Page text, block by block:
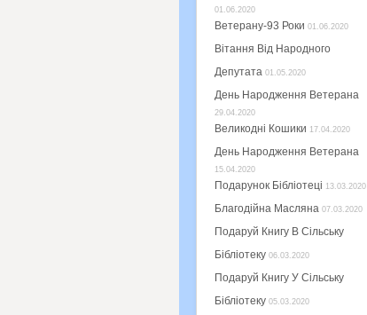
01.06.2020
Ветерану-93 Роки 01.06.2020
Вітання Від Народного
Депутата 01.05.2020
День Народження Ветерана
29.04.2020
Великодні Кошики 17.04.2020
День Народження Ветерана
15.04.2020
Подарунок Бібліотеці 13.03.2020
Благодійна Масляна 07.03.2020
Подаруй Книгу В Сільську
Бібліотеку 06.03.2020
Подаруй Книгу У Сільську
Бібліотеку 05.03.2020